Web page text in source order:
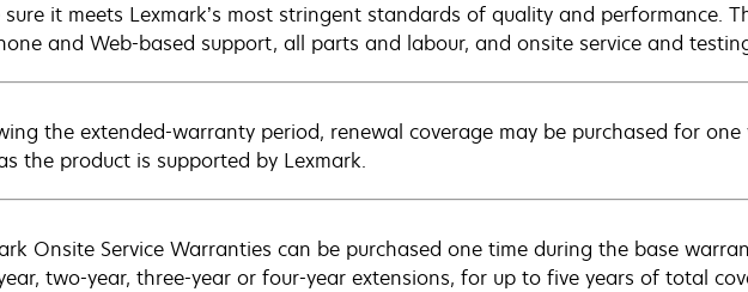
sure it meets Lexmark’s most stringent standards of quality and performance.
and Web-based support, all parts and labour, and onsite service and
the extended-warranty period, renewal coverage may be purchased for
the product is supported by Lexmark.
Onsite Service Warranties can be purchased one time during the base
two-year, three-year or four-year extensions, for up to five years of total